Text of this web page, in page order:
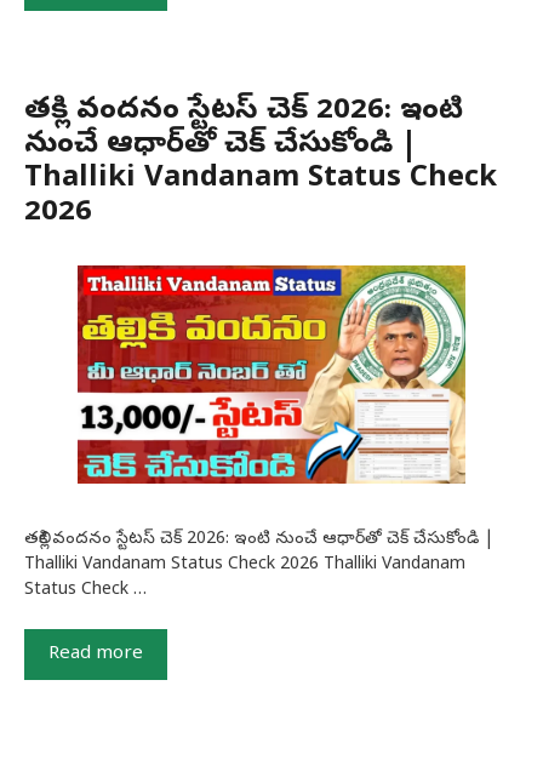
తల్లికి వందనం స్టేటస్ చెక్ 2026: ఇంటి
నుంచే ఆధార్‌తో చెక్ చేసుకోండి |
Thalliki Vandanam Status Check
2026
తల్లికి వందనం స్టేటస్ చెక్ 2026: ఇంటి నుంచే ఆధార్‌తో చెక్ చేసుకోండి |
Thalliki Vandanam Status Check 2026 Thalliki Vandanam
Status Check …
Read more